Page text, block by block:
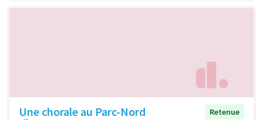
Une chorale au Parc-Nord
Retenue